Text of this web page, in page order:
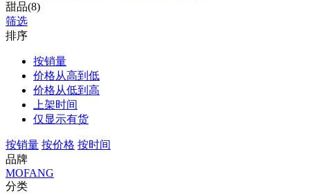
甜品(8)
筛选
排序
按销量
价格从高到低
价格从低到高
上架时间
仅显示有货
按销量 按价格 按时间
品牌
MOFANG
分类